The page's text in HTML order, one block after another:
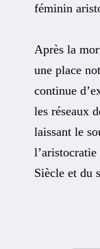
féminin
Après la
une place
continue
les réseaux
laissant le
Siècle et du